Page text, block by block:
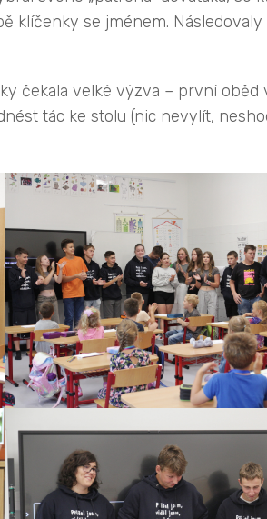
klíčenky se jménem.
čekala velké výzva – první
tác ke stolu (nic nevylít,